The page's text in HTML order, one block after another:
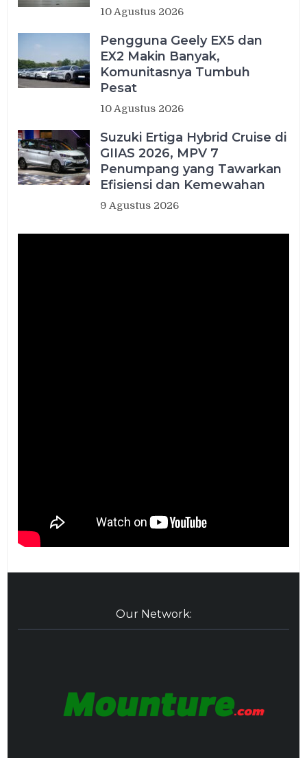
10 Agustus 2026
Pengguna Geely EX5 dan
EX2 Makin Banyak,
Komunitasnya Tumbuh
Pesat
10 Agustus 2026
Suzuki Ertiga Hybrid Cruise di
GIIAS 2026, MPV 7
Penumpang yang Tawarkan
Efisiensi dan Kemewahan
9 Agustus 2026
Our Network: